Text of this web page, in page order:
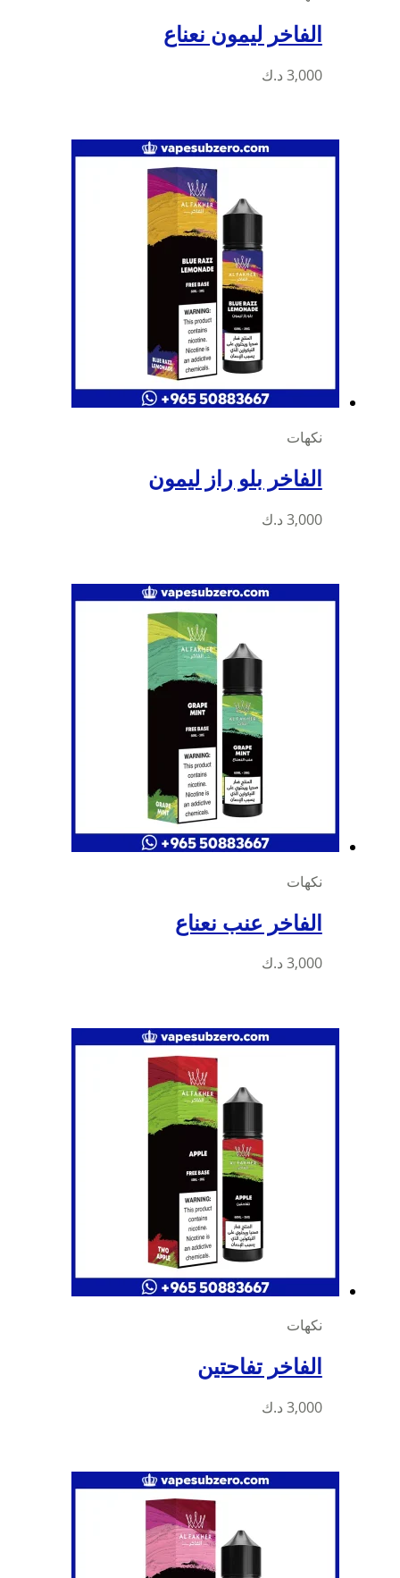
الفاخر ليمون نعناع
3,000 د.ك
نكهات
الفاخر بلو راز ليمون
3,000 د.ك
نكهات
الفاخر عنب نعناع
3,000 د.ك
نكهات
الفاخر تفاحتين
3,000 د.ك